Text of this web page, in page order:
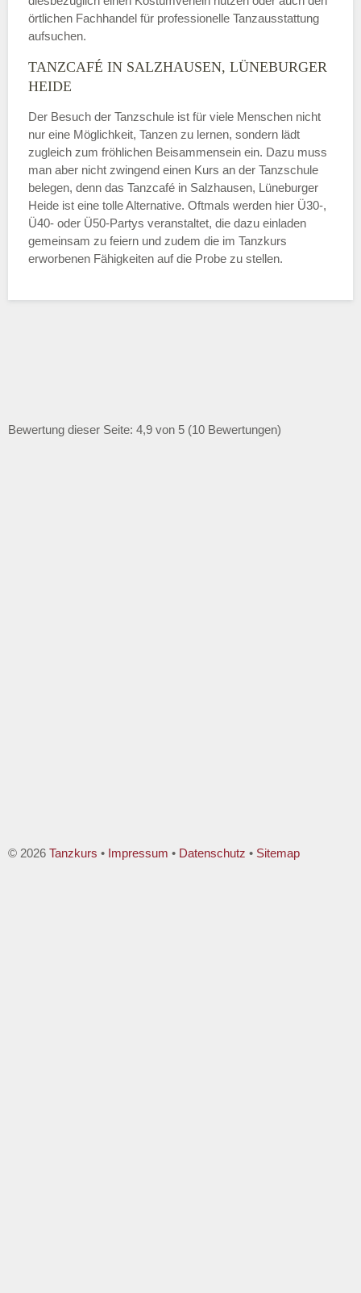
örtlichen Fachhandel für professionelle Tanzausstattung
aufsuchen.
TANZCAFÉ IN SALZHAUSEN, LÜNEBURGER
HEIDE
Der Besuch der Tanzschule ist für viele Menschen nicht
nur eine Möglichkeit, Tanzen zu lernen, sondern lädt
zugleich zum fröhlichen Beisammensein ein. Dazu muss
man aber nicht zwingend einen Kurs an der Tanzschule
belegen, denn das Tanzcafé in Salzhausen, Lüneburger
Heide ist eine tolle Alternative. Oftmals werden hier Ü30-,
Ü40- oder Ü50-Partys veranstaltet, die dazu einladen
gemeinsam zu feiern und zudem die im Tanzkurs
erworbenen Fähigkeiten auf die Probe zu stellen.
Bewertung dieser Seite: 4,9 von 5 (10 Bewertungen)
© 2026 Tanzkurs • Impressum • Datenschutz • Sitemap